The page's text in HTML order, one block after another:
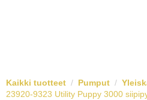
Kaikki tuotteet Pumput
23920-9323 Utility Puppy 3000